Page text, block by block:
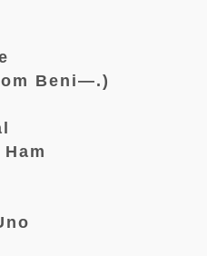
Beni—.)